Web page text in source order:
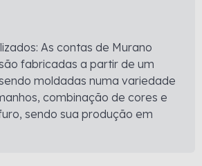
As contas de Murano
fabricadas a partir de um
moldadas numa variedade
combinação de cores e
sendo sua produção em